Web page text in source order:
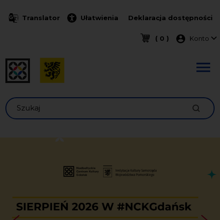
Translator Ułatwienia Deklaracja dostępności
( 0 ) Menu
Konto
Szukaj